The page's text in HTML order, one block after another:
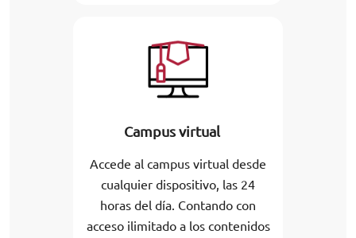
Campus virtual
Accede al campus virtual desde
cualquier dispositivo, las 24
horas del día. Contando con
acceso ilimitado a los contenidos